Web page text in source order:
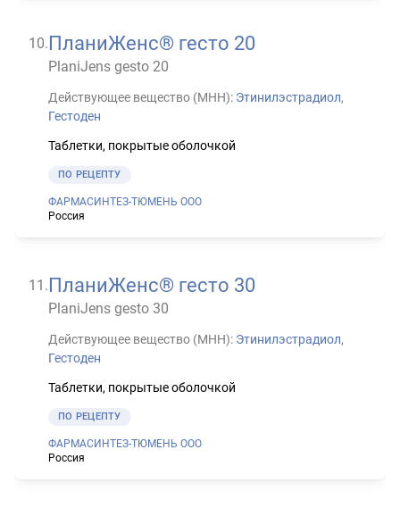
10.ПланиЖенс® гесто 20
PlaniJens gesto 20
Действующее вещество (МНН): Этинилэстрадиол,
Гестоден
Таблетки, покрытые оболочкой
ПО РЕЦЕПТУ
ФАРМАСИНТЕЗ-ТЮМЕНЬ ООО
Россия
11 .ПланиЖенс® гесто 30
PlaniJens gesto 30
Действующее вещество (МНН): Этинилэстрадиол,
Гестоден
Таблетки, покрытые оболочкой
ПО РЕЦЕПТУ
ФАРМАСИНТЕЗ-ТЮМЕНЬ ООО
Россия